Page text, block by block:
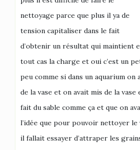
nettoyage parce que plus il ya de
tension capitaliser dans le fait
d’obtenir un résultat qui maintient
tout cas la charge et oui c’est un
peu comme si dans un aquarium on
de la vase et on avait mis de la vase
fait du sable comme ça et que on
l’idée que pour pouvoir nettoyer le
il fallait essayer d’attraper les